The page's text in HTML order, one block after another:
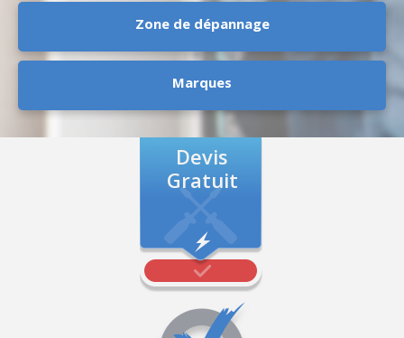
Zone de dépannage
Marques
Devis
Gratuit